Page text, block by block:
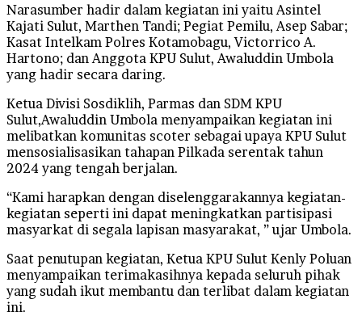
Narasumber hadir dalam kegiatan ini yaitu Asintel
Kajati Sulut, Marthen Tandi; Pegiat Pemilu, Asep Sabar;
Kasat Intelkam Polres Kotamobagu, Victorrico A.
Hartono; dan Anggota KPU Sulut, Awaluddin Umbola
yang hadir secara daring.
Ketua Divisi Sosdiklih, Parmas dan SDM KPU
Sulut,Awaluddin Umbola menyampaikan kegiatan ini
melibatkan komunitas scoter sebagai upaya KPU Sulut
mensosialisasikan tahapan Pilkada serentak tahun
2024 yang tengah berjalan.
“Kami harapkan dengan diselenggarakannya kegiatan-
kegiatan seperti ini dapat meningkatkan partisipasi
masyarkat di segala lapisan masyarakat, ” ujar Umbola.
Saat penutupan kegiatan, Ketua KPU Sulut Kenly Poluan
menyampaikan terimakasihnya kepada seluruh pihak
yang sudah ikut membantu dan terlibat dalam kegiatan
ini.